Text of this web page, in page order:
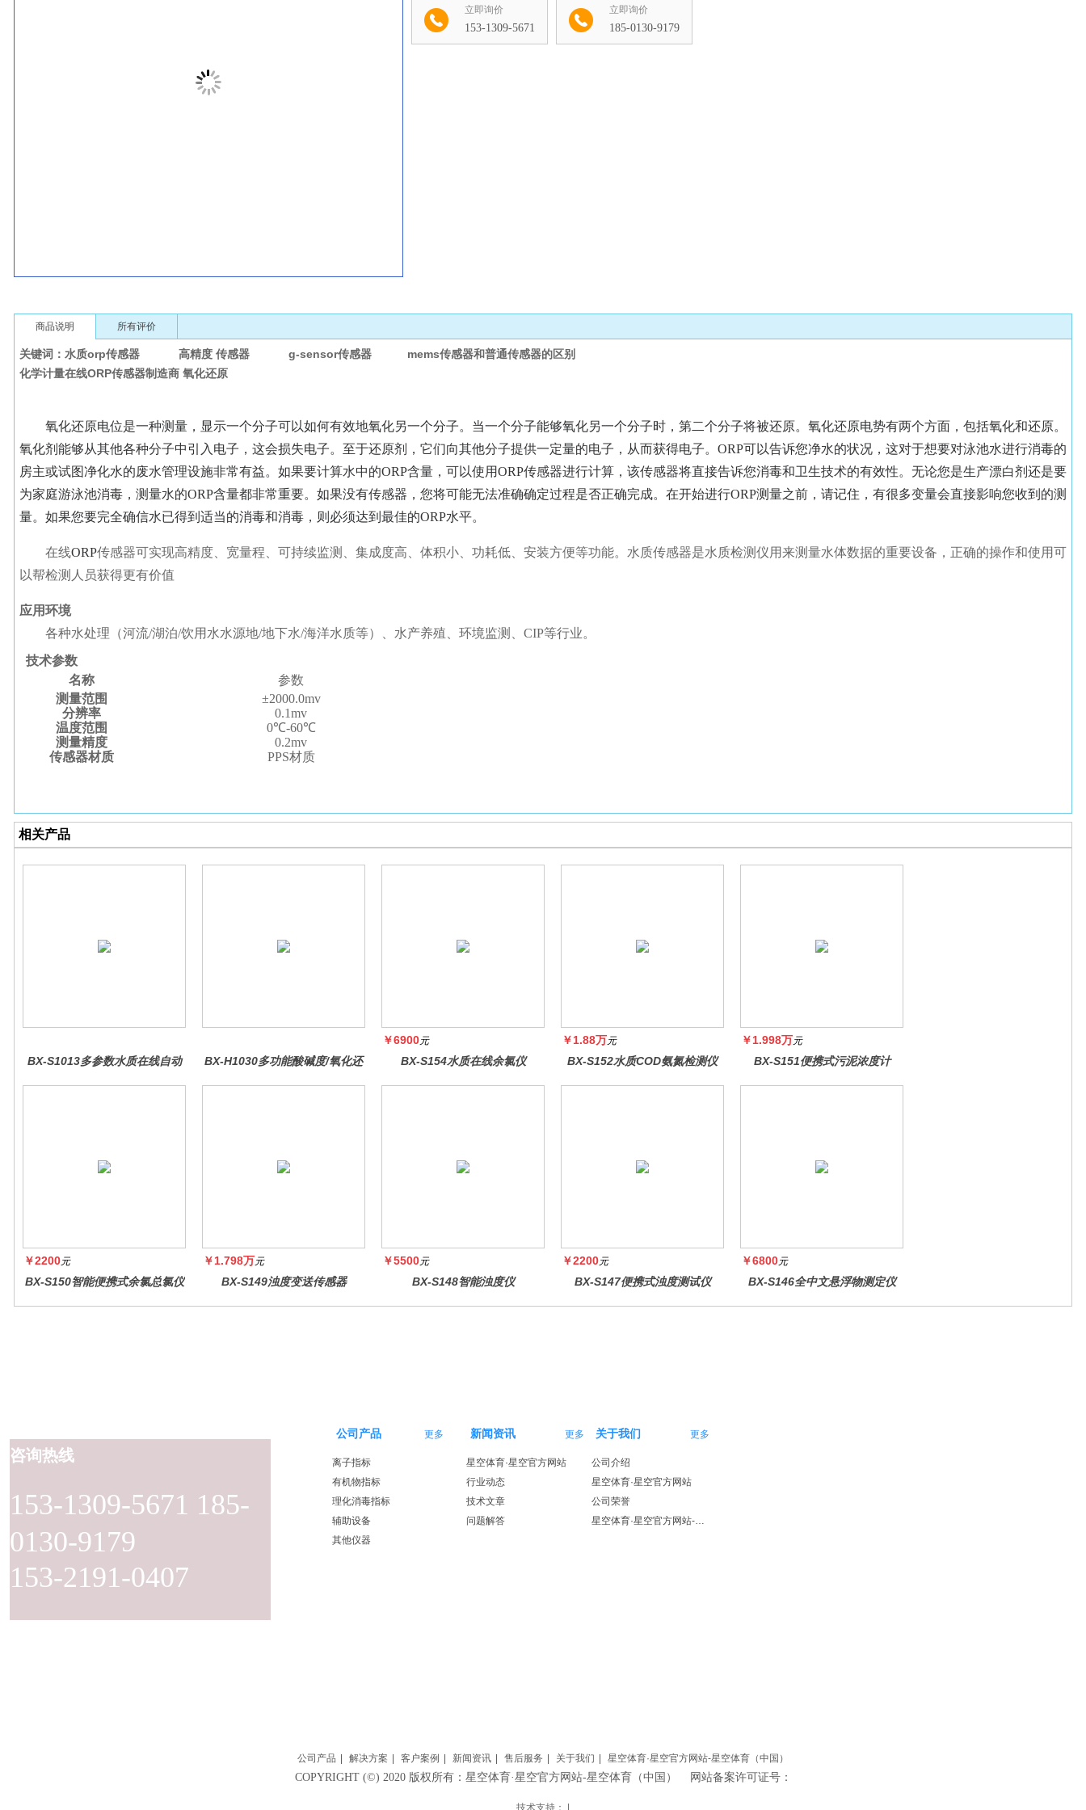
立即询价
153-1309-5671
立即询价
185-0130-9179
商品说明 所有评价
关键词：水质orp传感器 高精度 传感器 g-sensor传感器 mems传感器和普通传感器的区别
化学计量在线ORP传感器制造商 氧化还原
氧化还原电位是一种测量，显示一个分子可以如何有效地氧化另一个分子。当一个分子能够氧化另一个分子时，第二个分子将被还原。氧化还原电势有两个方面，包括氧化和还原。
氧化剂能够从其他各种分子中引入电子，这会损失电子。至于还原剂，它们向其他分子提供一定量的电子，从而获得电子。ORP可以告诉您净水的状况，这对于想要对泳池水进行消毒的
房主或试图净化水的废水管理设施非常有益。如果要计算水中的ORP含量，可以使用ORP传感器进行计算，该传感器将直接告诉您消毒和卫生技术的有效性。无论您是生产漂白剂还是要
为家庭游泳池消毒，测量水的ORP含量都非常重要。如果没有传感器，您将可能无法准确确定过程是否正确完成。在开始进行ORP测量之前，请记住，有很多变量会直接影响您收到的测
量。如果您要完全确信水已得到适当的消毒和消毒，则必须达到最佳的ORP水平。
在线ORP传感器可实现高精度、宽量程、可持续监测、集成度高、体积小、功耗低、安装方便等功能。水质传感器是水质检测仪用来测量水体数据的重要设备，正确的操作和使用可
以帮检测人员获得更有价值
应用环境
各种水处理（河流/湖泊/饮用水水源地/地下水/海洋水质等）、水产养殖、环境监测、CIP等行业。
技术参数
名称
参数
测量范围
±2000.0mv
分辨率
0.1mv
温度范围
0℃-60℃
测量精度
0.2mv
传感器材质
PPS材质
相关产品
BX-S1013多参数水质在线自动
BX-H1030多功能酸碱度/氧化还
￥6900元
BX-S154水质在线余氯仪
￥1.88万元
BX-S152水质COD氨氮检测仪
￥1.998万元
BX-S151便携式污泥浓度计
￥2200元
BX-S150智能便携式余氯总氯仪
￥1.798万元
BX-S149浊度变送传感器
￥5500元
BX-S148智能浊度仪
￥2200元
BX-S147便携式浊度测试仪
￥6800元
BX-S146全中文悬浮物测定仪
153-1309-5671 185-
0130-9179
153-2191-0407
咨询热线
新闻资讯 更多
星空体育·星空官方网站
行业动态
技术文章
问题解答
公司产品 更多
离子指标
有机物指标
理化消毒指标
辅助设备
其他仪器
关于我们 更多
公司介绍
星空体育·星空官方网站
公司荣誉
星空体育·星空官方网站-星空体育（中国）
公司产品 解决方案 客户案例 新闻资讯 售后服务 关于我们 星空体育·星空官方网站-星空体育（中国）
COPYRIGHT (©) 2020 版权所有：星空体育·星空官方网站-星空体育（中国） 网站备案许可证号：
技术支持： |